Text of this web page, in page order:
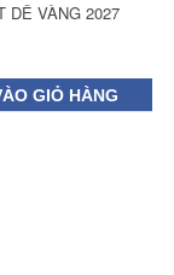
DÊ VÀNG 2027
GIỎ HÀNG